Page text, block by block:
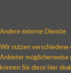
Andere externe Dienste
Wir nutzen verschiedene
Anbieter möglicherweise
können Sie diese hier